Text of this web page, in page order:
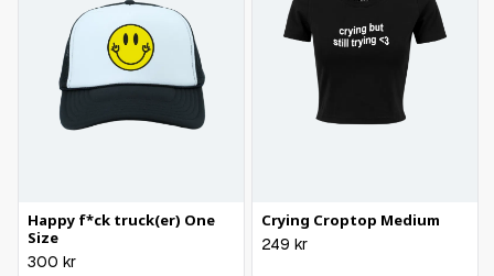
Happy f*ck truck(er) One
Size
300 kr
Crying Croptop Medium
249 kr